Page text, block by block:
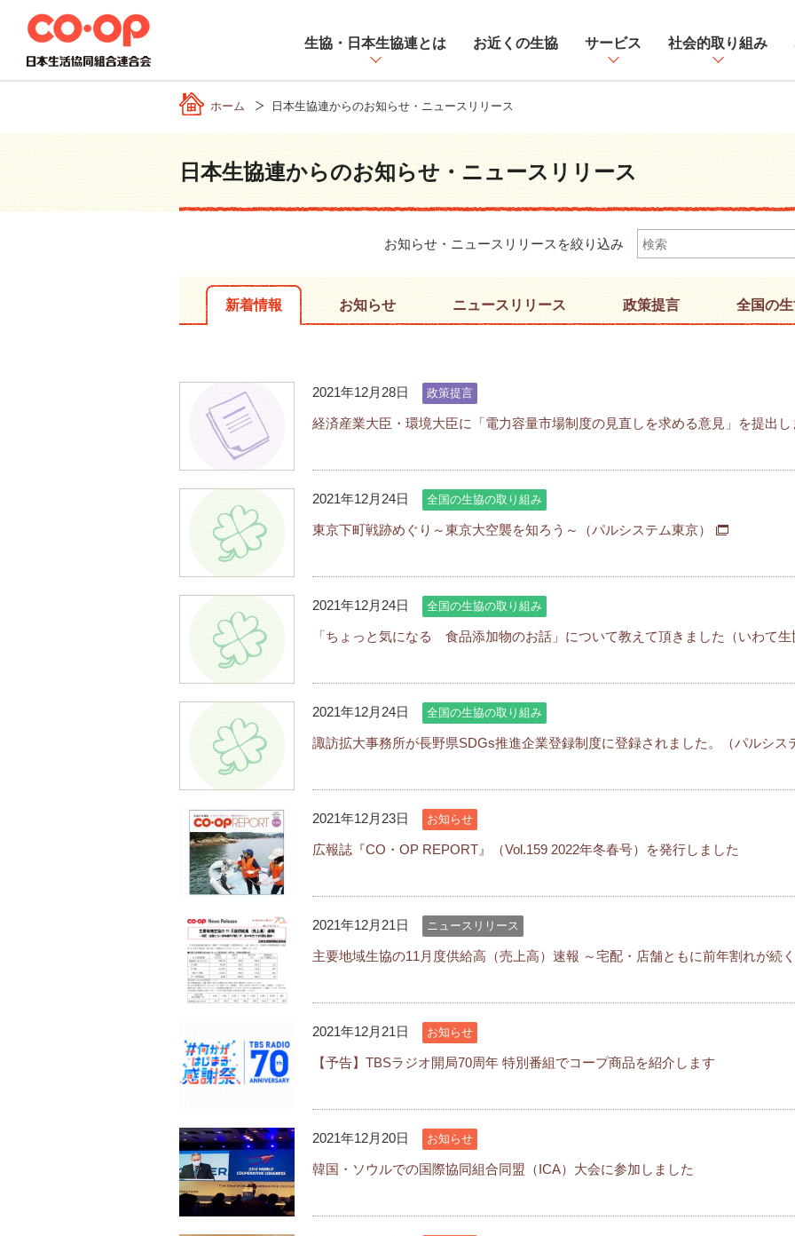
動
生協・日本生協連とは お近くの生協 サービス 社会的取り組み
ホーム 日本生協連からのお知らせ・ニュースリリース
日本生協連からのお知らせ・ニュースリリース
お知らせ・ニュースリリースを絞り込み
新着情報 お知らせ ニュースリリース 政策提言 全国の
2021年12月28日 政策提言
経済産業大臣・環境大臣に「電力容量市場制度の見直しを求める意見」を提出し
2021年12月24日 全国の生協の取り組み
東京下町戦跡めぐり～東京大空襲を知ろう～（パルシステム東京）
2021年12月24日 全国の生協の取り組み
「ちょっと気になる 食品添加物のお話」について教えて頂きました（いわて生
2021年12月24日 全国の生協の取り組み
諏訪拡大事務所が長野県SDGs推進企業登録制度に登録されました。（パルシス
2021年12月23日 お知らせ
広報誌『CO・OP REPORT』（Vol.159 2022年冬春号）を発行しました
2021年12月21日 ニュースリリース
主要地域生協の11月度供給高（売上高）速報 ～宅配・店舗ともに前年割れが続
2021年12月21日 お知らせ
【予告】TBSラジオ開局70周年 特別番組でコープ商品を紹介します
2021年12月20日 お知らせ
韓国・ソウルでの国際協同組合同盟（ICA）大会に参加しました